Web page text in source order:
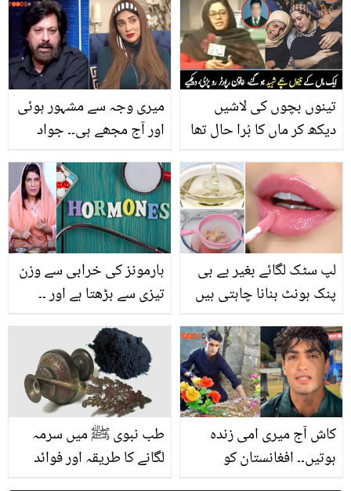
جن کا وقت پر پتہ چلنا آپ
کی جان بچا سکتا ہے؟
چینی کی مدد سے دوبارہ
نرم و ملائم کرنے کا طریقہ
میری وجہ سے مشہور ہوئی
اور آج مجھے ہی۔۔ جواد
فضا علی کون سا پرانا وقت
یاد کرادیا؟
تینوں بچوں کی لاشیں
دیکھ کر ماں کا بُرا حال تھا
اے پی ایس اسکول حملے
کے دوران کیا دیکھا؟ سب
کو رُلا دیا، دیکھیے
ہارمونز کی خرابی سے وزن
تیزی سے بڑھتا ہے اور ۔۔
ہیں؟ جانیں وہ معلومات
جو خواتین کو پتہ ہونی
چاہیئے
لپ سٹک لگائے بغیر بے بی
پنک ہونٹ بنانا چاہتی ہیں
بتائے گئے طریقے سے
استعمال کریں اور ہونٹوں
کو خوبصورت بنائیں
طب نبوی ﷺ میں سرمہ
لگانے کا طریقہ اور فوائد
کاش آج میری امی زندہ
ہوتیں۔۔ افغانستان کو